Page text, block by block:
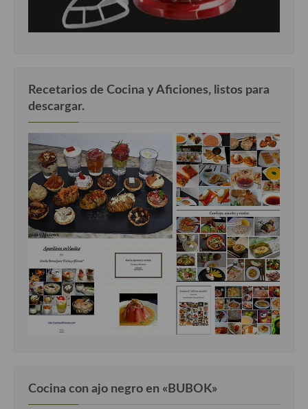
Recetarios de Cocina y Aficiones, listos para
descargar.
Cocina con ajo negro en «BUBOK»